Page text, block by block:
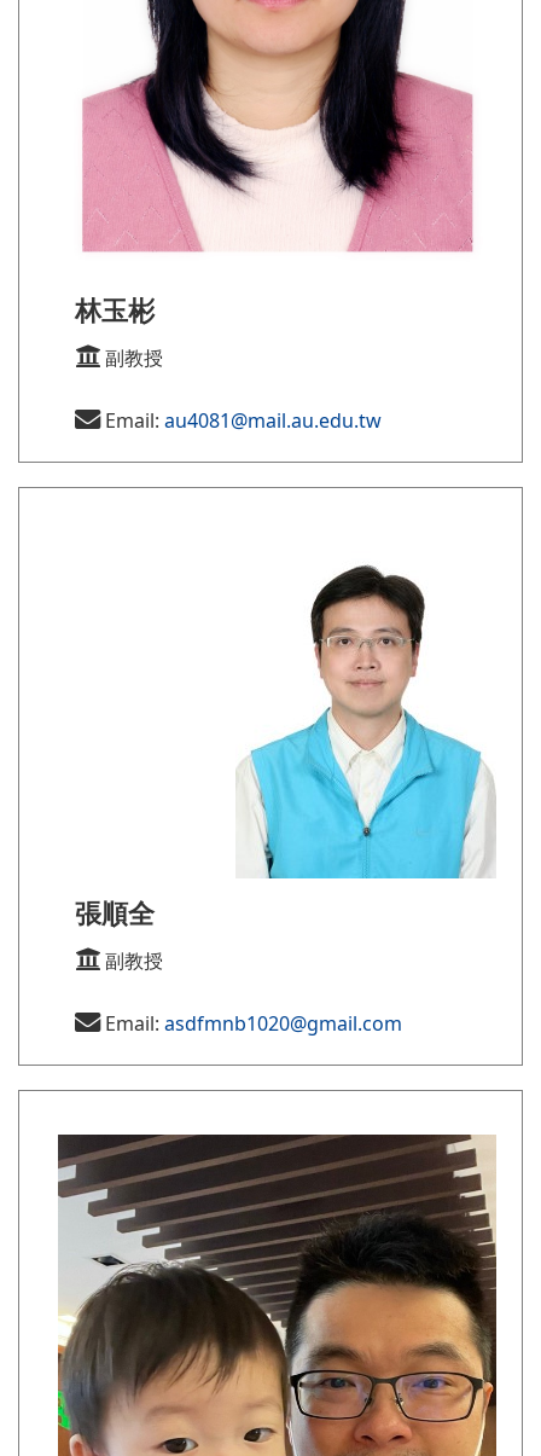
林玉彬
副教授
Email: au4081@mail.au.edu.tw
張順全
副教授
Email: asdfmnb1020@gmail.com